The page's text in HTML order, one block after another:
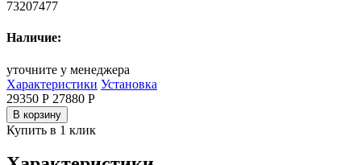
73207477
Наличие:
уточните у менеджера
Характеристики Установка
29350 Р 27880 Р
В корзину
Купить в 1 клик